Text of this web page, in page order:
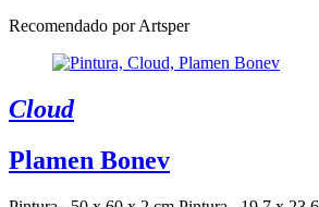
Recomendado por Artsper
Cloud
Plamen Bonev